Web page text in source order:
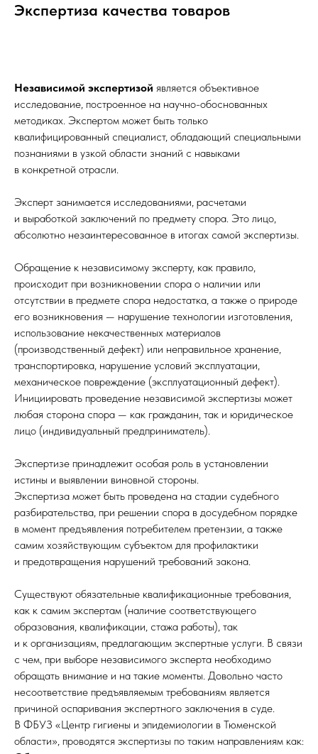
Экспертиза качества товаров
Независимой экспертизой является объективное
исследование, построенное на научно-обоснованных
методиках. Экспертом может быть только
квалифицированный специалист, обладающий специальными
познаниями в узкой области знаний с навыками
в конкретной отрасли.
Эксперт занимается исследованиями, расчетами
и выработкой заключений по предмету спора. Это лицо,
абсолютно незаинтересованное в итогах самой экспертизы.
Обращение к независимому эксперту, как правило,
происходит при возникновении спора о наличии или
отсутствии в предмете спора недостатка, а также о природе
его возникновения — нарушение технологии изготовления,
использование некачественных материалов
(производственный дефект) или неправильное хранение,
транспортировка, нарушение условий эксплуатации,
механическое повреждение (эксплуатационный дефект).
Инициировать проведение независимой экспертизы может
любая сторона спора — как гражданин, так и юридическое
лицо (индивидуальный предприниматель).
Экспертизе принадлежит особая роль в установлении
истины и выявлении виновной стороны.
Экспертиза может быть проведена на стадии судебного
разбирательства, при решении спора в досудебном порядке
в момент предъявления потребителем претензии, а также
самим хозяйствующим субъектом для профилактики
и предотвращения нарушений требований закона.
Существуют обязательные квалификационные требования,
как к самим экспертам (наличие соответствующего
образования, квалификации, стажа работы), так
и к организациям, предлагающим экспертные услуги. В связи
с чем, при выборе независимого эксперта необходимо
обращать внимание и на такие моменты. Довольно часто
несоответствие предъявляемым требованиям является
причиной оспаривания экспертного заключения в суде.
В ФБУЗ «Центр гигиены и эпидемиологии в Тюменской
области», проводятся экспертизы по таким направлениям как: